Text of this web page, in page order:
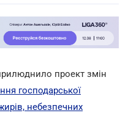
проект змін
господарської
небезпечних